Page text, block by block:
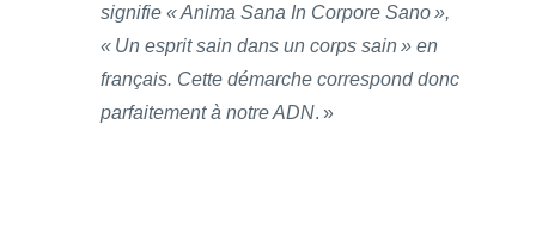
signifie « Anima Sana In Corpore Sano »,
« Un esprit sain dans un corps sain » en
français. Cette démarche correspond donc
parfaitement à notre ADN. »